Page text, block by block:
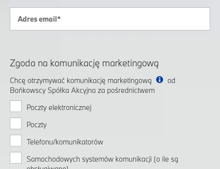
Zgoda na komunikację marketingową
Chcę otrzymywać komunikację marketingową
od
Bońkowscy Spółka Akcyjna za pośrednictwem
Poczty elektronicznej
Poczty
Telefonu/komunikatorów
Samochodowych systemów komunikacji (o ile są